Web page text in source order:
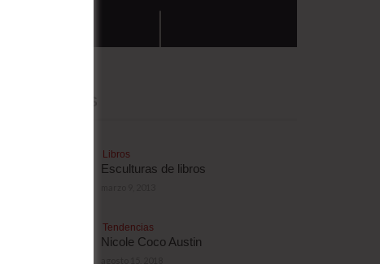
Libros
Esculturas de libros
Tendencias
Nicole Coco Austin